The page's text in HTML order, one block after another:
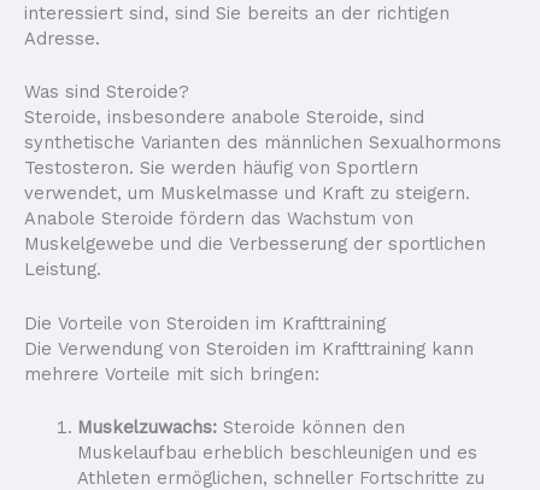
interessiert sind, sind Sie bereits an der richtigen
Adresse.
Was sind Steroide?
Steroide, insbesondere anabole Steroide, sind
synthetische Varianten des männlichen Sexualhormons
Testosteron. Sie werden häufig von Sportlern
verwendet, um Muskelmasse und Kraft zu steigern.
Anabole Steroide fördern das Wachstum von
Muskelgewebe und die Verbesserung der sportlichen
Leistung.
Die Vorteile von Steroiden im Krafttraining
Die Verwendung von Steroiden im Krafttraining kann
mehrere Vorteile mit sich bringen:
Muskelzuwachs:Steroide können den
Muskelaufbau erheblich beschleunigen und es
Athleten ermöglichen, schneller Fortschritte zu